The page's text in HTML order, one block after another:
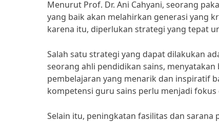
Menurut Prof. Dr. Ani Cahyani, seorang
yang baik akan melahirkan generasi yang
karena itu, diperlukan strategi yang tepat
Salah satu strategi yang dapat dilakukan
seorang ahli pendidikan sains,
pembelajaran yang menarik dan inspiratif
kompetensi guru sains perlu menjadi
Selain itu, peningkatan fasilitas dan sarana